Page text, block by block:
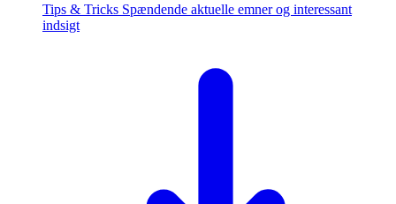
Tips & Tricks Spændende aktuelle emner og interessant
indsigt